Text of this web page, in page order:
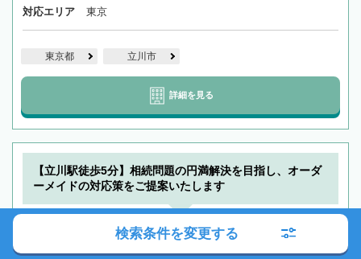
対応エリア 東京
東京都 立川市
詳細を見る
【立川駅徒歩5分】相続問題の円満解決を目指し、オーダ
ーメイドの対応策をご提案いたします
弁護士法人 リブラ共同法律事務所 立
検索条件を変更する